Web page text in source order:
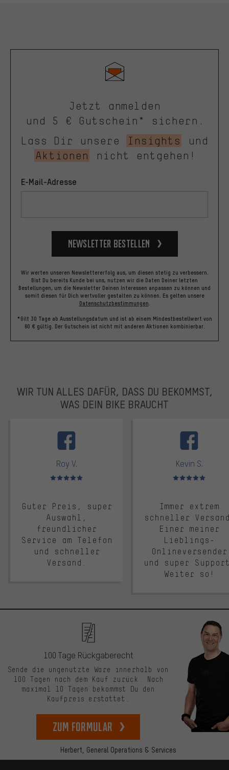
Jetzt anmelden
und 5 € Gutschein* sichern.
Lass Dir unsere
Insights
und
Aktionen
nicht entgehen!
E-Mail-Adresse
Newsletter bestellen
Wir werten unseren Newslettererfolg aus, um diesen stetig zu verbessern.
Bist Du bereits Kunde bei uns, nutzen wir die Daten Deiner letzten
Bestellungen, um die Newsletter Deinen Interessen anpassen zu können und
somit diesen für Dich wertvoller gestalten zu können. Es gelten unsere
Datenschutzbestimmungen
*Gilt 30 Tage ab Ausstellungsdatum und ist ab einem Mindestbestellwert von
60 € gültig. Der Gutschein ist nicht mit anderen Aktionen kombinierbar.
WIR TUN ALLES DAFÜR, DASS DU BEKOMMST,
WAS DEIN BIKE BRAUCHT
Roy V.
Bewertungen: 5 von 5
Guter Preis, super
Auswahl,
freundlicher
Service am Telefon
und schneller
Versand.
Kevin S.
Bewertungen: 5 von 5
Immer extrem
schneller
Einer meiner
Lieblings-
Onlineversender
und super
Weiter so!
Herbert, General Operations & Services
100 Tage Rückgaberecht
Sende die ungenutzte Ware innerhalb von
100 Tagen nach dem Kauf zurück. Nach
maximal 10 Tagen bekommst Du den
Kaufpreis erstattet.
zum Formular